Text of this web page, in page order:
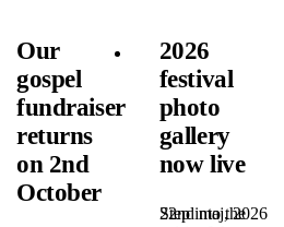
Our
gospel
fundraiser
returns
on 2nd
October
2026
festival
photo
gallery
now live
22nd maj, 2026
Step into the